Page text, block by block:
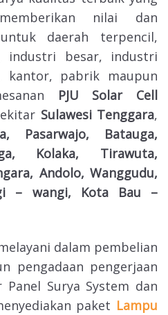
nilai dan
daerah terpencil,
industri besar, industri
kantor, pabrik maupun
PJU Solar Cell
Sulawesi Tenggara,
Pasarwajo, Batauga,
Kolaka, Tirawuta,
Andolo, Wanggudu,
– wangi, Kota Bau –
dalam pembelian
pengadaan pengerjaan
Surya System dan
paket Lampu